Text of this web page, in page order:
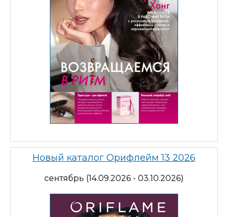
Новый каталог Орифлейм 13 2026
сентябрь (14.09.2026 - 03.10.2026)